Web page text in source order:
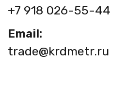
+7 918 026-55-44
Email:
trade@krdmetr.ru